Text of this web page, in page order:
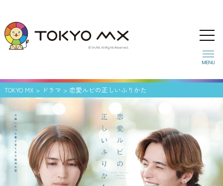
TOKYO MX > ドラマ > 恋愛ルビの正しいふりかた
MENU